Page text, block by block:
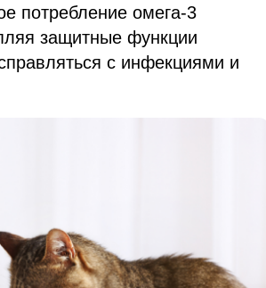
потребление омега-3
защитные функции
с инфекциями и